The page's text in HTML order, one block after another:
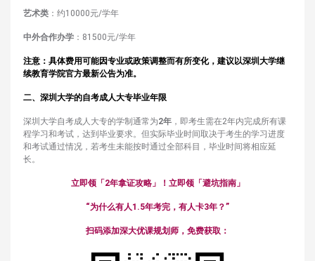
艺术类 ‌：约10000元/学年
中外合作办学 ‌：81500元/学年 ‌
注意：具体费用可能因专业或政策调整而有所变化，建议以深圳大学继
续教育学院官方最新公告为准。
二、 深圳大学的自考成人大专毕业年限
深圳大学自考成人大专的学制通常为2年 ，即考生需在2年内完成所有课
程学习和考试，达到毕业要求。但实际毕业时间取决于考生的学习进度
和考试通过情况，若考生未能按时通过全部科目，毕业时间将相应延
长。
立即领「2年拿证攻略」！立即领「避坑指南」
“为什么有人1.5年考完，有人卡3年？”
扫码添加深大优课规划师，免费获取：